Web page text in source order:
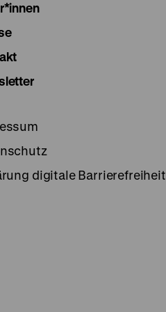
digitale Barrierefreiheit